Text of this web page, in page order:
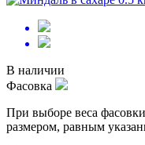
В наличии
Фасовка
При выборе веса
размером, равным